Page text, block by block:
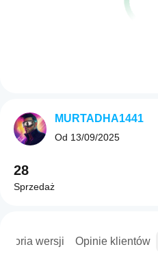
wersji Opinie klientów
MURTADHA1441
Od 13/09/2025
28
Sprzedaż